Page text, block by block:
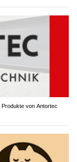
von Antortec